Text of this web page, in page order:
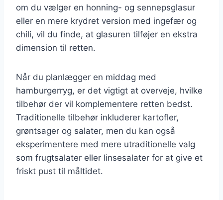
om du vælger en honning- og sennepsglasur
eller en mere krydret version med ingefær og
chili, vil du finde, at glasuren tilføjer en ekstra
dimension til retten.
Når du planlægger en middag med
hamburgerryg, er det vigtigt at overveje, hvilke
tilbehør der vil komplementere retten bedst.
Traditionelle tilbehør inkluderer kartofler,
grøntsager og salater, men du kan også
eksperimentere med mere utraditionelle valg
som frugtsalater eller linsesalater for at give et
friskt pust til måltidet.